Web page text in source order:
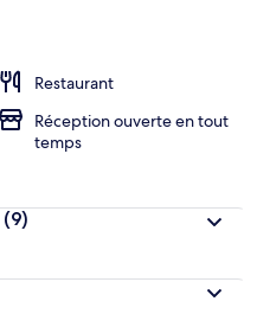
Restaurant
Réception ouverte en tout
temps
(9)